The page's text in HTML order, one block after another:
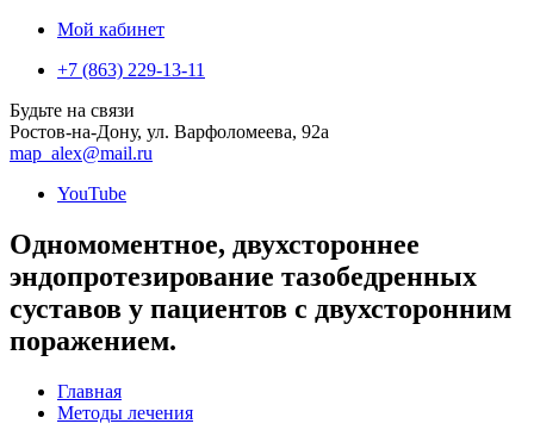
Мой кабинет
+7 (863) 229-13-11
Будьте на связи
Ростов-на-Дону, ул. Варфоломеева, 92а
map_alex@mail.ru
YouTube
Одномоментное, двухстороннее
эндопротезирование тазобедренных
суставов у пациентов с двухсторонним
поражением.
Главная
Методы лечения